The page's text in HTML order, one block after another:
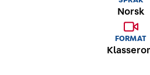
Norsk
FORMAT